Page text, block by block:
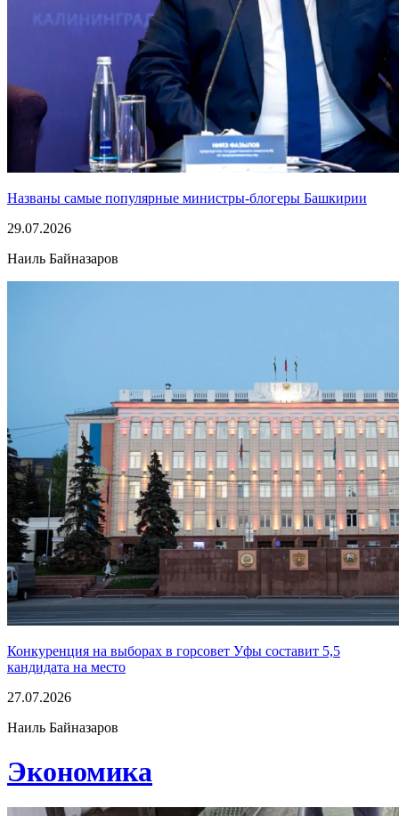
Названы самые популярные министры-блогеры Башкирии
29.07.2026
Наиль Байназаров
Конкуренция на выборах в горсовет Уфы составит 5,5
кандидата на место
27.07.2026
Наиль Байназаров
Экономика